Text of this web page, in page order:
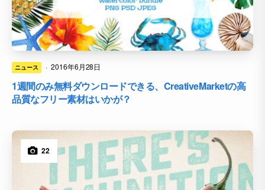
ニュース · 2016年6月28日
1週間のみ無料ダウンロードできる、CreativeMarketの高
品質なフリー素材はいかが？
22